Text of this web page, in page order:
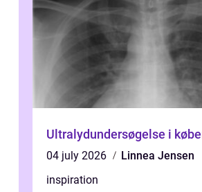
Ultralydundersøgelse i
04 july 2026
Linnea Jensen
inspiration